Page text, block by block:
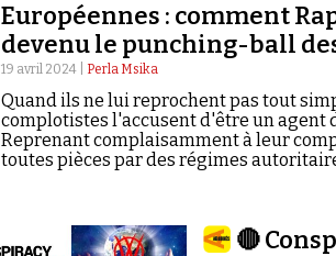
Européennes : comment
devenu le punching-ball
19 avril 2024 | Perla Msika
Quand ils ne lui reprochent pas tout
complotistes l'accusent d'être un agent
Reprenant complaisamment à leur
toutes pièces par des régimes
🔴